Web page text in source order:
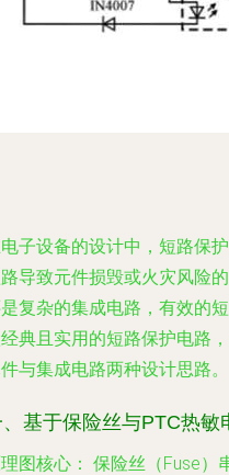
子设备的设计中，短路保
导致元件损毁或火灾风险
复杂的集成电路，有效的
典且实用的短路保护电路
与集成电路两种设计思路。
基于保险丝与PTC热敏
图核心： 保险丝（Fuse）